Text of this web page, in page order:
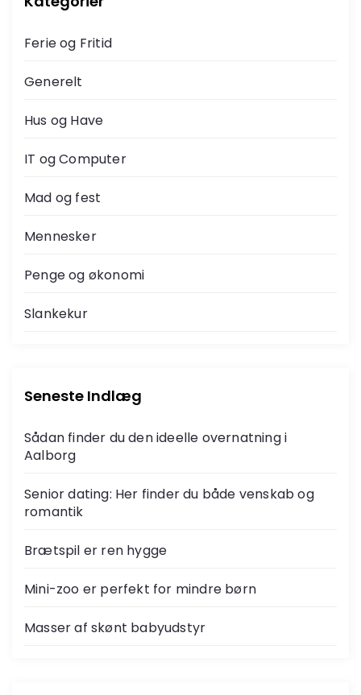
Ferie og Fritid
Generelt
Hus og Have
IT og Computer
Mad og fest
Mennesker
Penge og økonomi
Slankekur
Seneste Indlæg
Sådan finder du den ideelle overnatning i
Aalborg
Senior dating: Her finder du både venskab og
romantik
Brætspil er ren hygge
Mini-zoo er perfekt for mindre børn
Masser af skønt babyudstyr